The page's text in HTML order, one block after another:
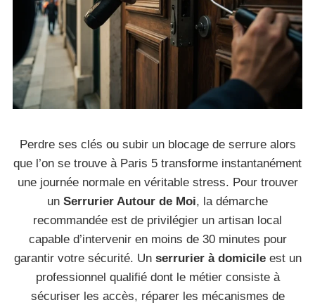
Perdre ses clés ou subir un blocage de serrure alors
que l’on se trouve à Paris 5 transforme instantanément
une journée normale en véritable stress. Pour trouver
un Serrurier Autour de Moi, la démarche
recommandée est de privilégier un artisan local
capable d’intervenir en moins de 30 minutes pour
garantir votre sécurité. Un serrurier à domicileest un
professionnel qualifié dont le métier consiste à
sécuriser les accès, réparer les mécanismes de